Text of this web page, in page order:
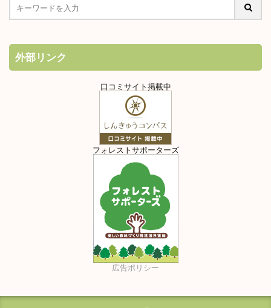
外部リンク
口コミサイト掲載中
フォレストサポーターズ
広告ポリシー